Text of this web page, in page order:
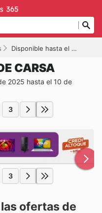
Disponible hasta el 10/10/2025
CARSA
2025 hasta el 10 de
3
3
las ofertas de